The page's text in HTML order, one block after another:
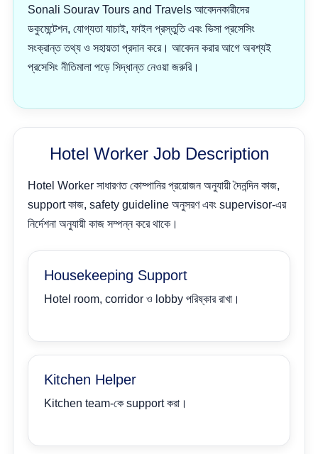
Sonali Sourav Tours and Travels আবেদনকারীদের
ডকুমেন্টেশন, যোগ্যতা যাচাই, ফাইল প্রস্তুতি এবং ভিসা প্রসেসিং
সংক্রান্ত তথ্য ও সহায়তা প্রদান করে। আবেদন করার আগে অবশ্যই
প্রসেসিং নীতিমালা পড়ে সিদ্ধান্ত নেওয়া জরুরি।
Hotel Worker Job Description
Hotel Worker সাধারণত কোম্পানির প্রয়োজন অনুযায়ী দৈনন্দিন কাজ,
support কাজ, safety guideline অনুসরণ এবং supervisor-এর
নির্দেশনা অনুযায়ী কাজ সম্পন্ন করে থাকে।
Housekeeping Support
Hotel room, corridor ও lobby পরিষ্কার রাখা।
Kitchen Helper
Kitchen team-কে support করা।